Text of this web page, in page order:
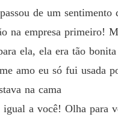
de um
na empresa primeiro!
ela, ela era tão
amo eu só fui usada
na cama
a você! Olha para